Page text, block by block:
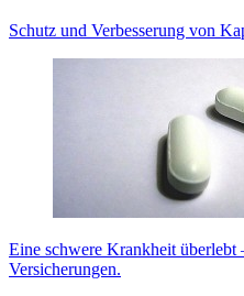
Schutz und Verbesserung von
Eine schwere Krankheit überlebt
Versicherungen.